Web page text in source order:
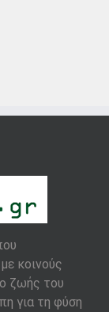
κοινούς
ζωής του
για τη φύση